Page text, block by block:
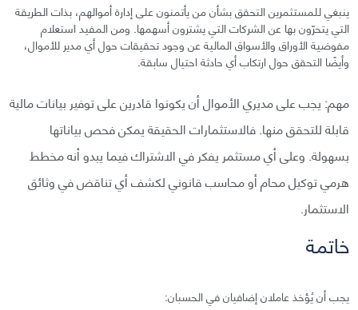
ينبغي للمستثمرين التحقق بشأن من يأتمنون على إدارة أموالهم، بذات الطريقة
التي يتحرّون بها عن الشركات التي يشترون أسهمها. ومن المفيد استعلام
مفوضية الأوراق والأسواق المالية عن وجود تحقيقات حول أي مدير للأموال،
وأيضًا التحقق حول ارتكاب أي حادثة احتيال سابقة.
مهم: يجب على مديري الأموال أن يكونوا قادرين على توفير بيانات مالية
قابلة للتحقق منها. فالاستثمارات الحقيقة يمكن فحص بياناتها
بسهولة. وعلى أي مستثمر يفكر في الاشتراك فيما يبدو أنه مخطط
هرمي توكيل محام أو محاسب قانوني لكشف أي تناقض في وثائق
الاستثمار.
خاتمة
يجب أن يُؤخذ عاملان إضافيان في الحسبان: